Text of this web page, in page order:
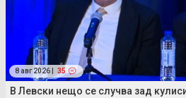
8 авг 2026 | 35
В Левски нещо се случва зад